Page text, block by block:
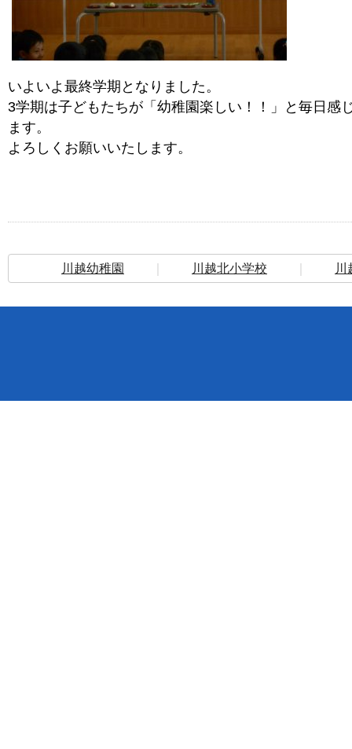
いよいよ最終学期となりました。
3学期は子どもたちが「幼稚園楽しい！！」と毎日感
ます。
よろしくお願いいたします。
川越幼稚園 川越北小学校 川